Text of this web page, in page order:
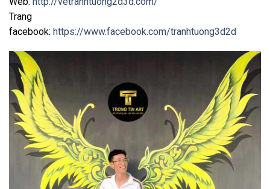
Trang
facebook: https://www.facebook.com/tranhtuong3d2d